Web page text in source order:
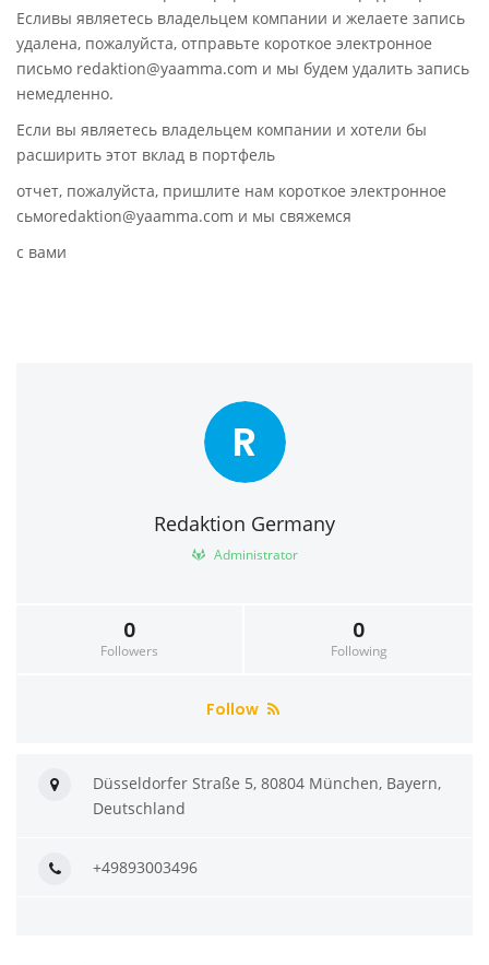
Есливы являетесь владельцем компании и желаете запись
удалена, пожалуйста, отправьте короткое электронное
письмо redaktion@yaamma.com и мы будем удалить запись
немедленно.
Если вы являетесь владельцем компании и хотели бы
расширить этот вклад в портфель
отчет, пожалуйста, пришлите нам короткое электронное
сьмоredaktion@yaamma.com и мы свяжемся
с вами
R
Redaktion Germany
Administrator
0
Followers
0
Following
Follow
Düsseldorfer Straße 5, 80804 München, Bayern,
Deutschland
+49893003496